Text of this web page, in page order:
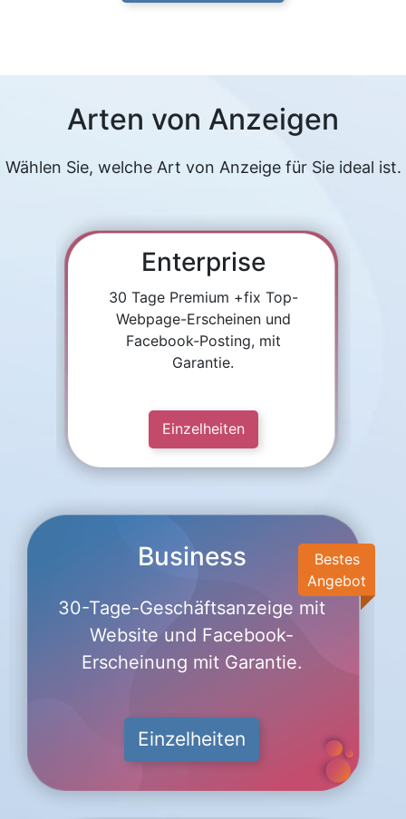
Arten von Anzeigen
Wählen Sie, welche Art von Anzeige für Sie ideal ist.
Enterprise
30 Tage Premium +fix Top-
Webpage-Erscheinen und
Facebook-Posting, mit
Garantie.
Einzelheiten
Bestes
Angebot
Business
30-Tage-Geschäftsanzeige mit
Website und Facebook-
Erscheinung mit Garantie.
Einzelheiten